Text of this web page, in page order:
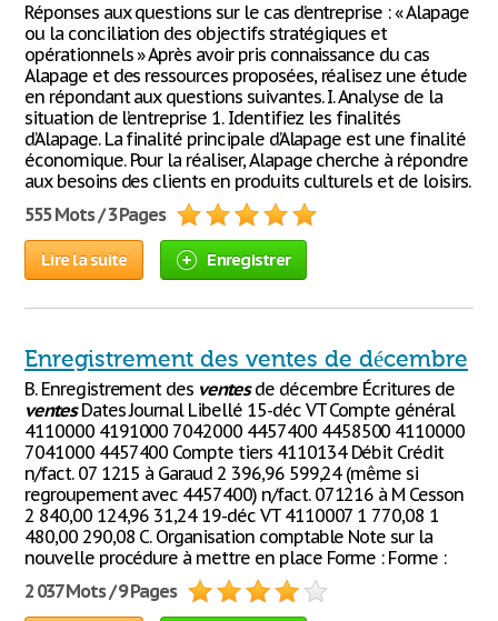
Réponses aux questions sur le cas d’entreprise : « Alapage
ou la conciliation des objectifs stratégiques et
opérationnels » Après avoir pris connaissance du cas
Alapage et des ressources proposées, réalisez une étude
en répondant aux questions suivantes. I. Analyse de la
situation de l’entreprise 1. Identifiez les finalités
d’Alapage. La finalité principale d’Alapage est une finalité
économique. Pour la réaliser, Alapage cherche à répondre
aux besoins des clients en produits culturels et de loisirs.
555 Mots / 3 Pages
Lire la suite Enregistrer
Enregistrement des ventes de décembre
B. Enregistrement des ventesde décembre Écritures de
ventesDates Journal Libellé 15-déc VT Compte général
4110000 4191000 7042000 4457400 4458500 4110000
7041000 4457400 Compte tiers 4110134 Débit Crédit
n/fact. 07 1215 à Garaud 2 396,96 599,24 (même si
regroupement avec 4457400) n/fact. 071216 à M Cesson
2 840,00 124,96 31,24 19-déc VT 4110007 1 770,08 1
480,00 290,08 C. Organisation comptable Note sur la
nouvelle procédure à mettre en place Forme : Forme :
2 037 Mots / 9 Pages